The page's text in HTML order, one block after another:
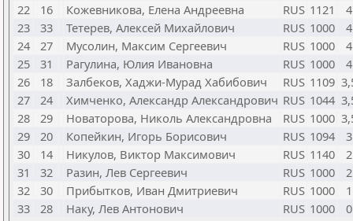
22
16 Кожевникова, Елена Андреевна RUS 1121
4
23
33 Тетерев, Алексей Михайлович RUS 1000
4
24
27 Мусолин, Максим Сергеевич RUS 1000
4
25
31 Рагулина, Юлия Ивановна RUS 1000
4
26
18 Залбеков, Хаджи-Мурад Хабибович RUS 1109
27
24 Химченко, Александр Александрович RUS 1044
28
29 Новаторова, Николь Александровна RUS 1000
29
20 Копейкин, Игорь Борисович RUS 1094
3
30
14 Никулов, Виктор Максимович RUS 1140
2
31
32 Разин, Лев Сергеевич RUS 1000
2
32
30 Прибытков, Иван Дмитриевич RUS 1000
1
33
28 Наку, Лев Антонович RUS 1000 0